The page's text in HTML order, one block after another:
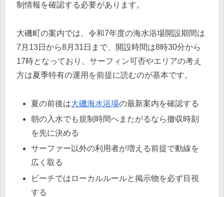
制情報を確認する必要があります。
大磯町の案内では、令和7年度の海水浴場開設期間は
7月13日から8月31日まで、開設時間は8時30分から
17時となっており、サーフィン可否やエリアの考え
方は夏季特有の運用を前提に読むのが基本です。
夏の前後は大磯海水浴場の最新案内を確認する
朝の入水でも規制時間へまたがるなら撤収時刻
を先に決める
サーファー以外の利用者が増える前提で動線を
広く取る
ビーチではローカルルールと掲示物を必ず目視
する